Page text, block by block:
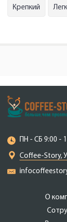
Крепкий
ПН - СБ 9:00 -
Coffee-Story,
О